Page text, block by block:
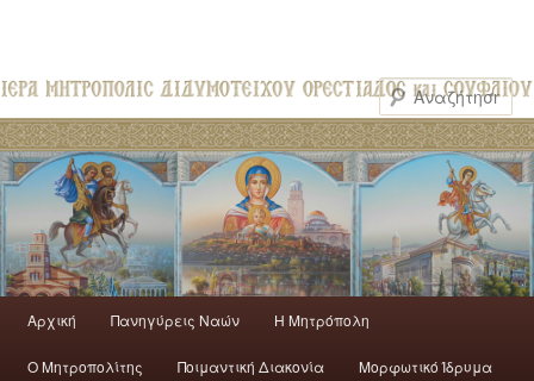
Αρχική Πανηγύρεις Ναών H Mητρόπολη
Ο Mητροπολίτης Ποιμαντική Διακονία Μορφωτικό Ίδρυμα